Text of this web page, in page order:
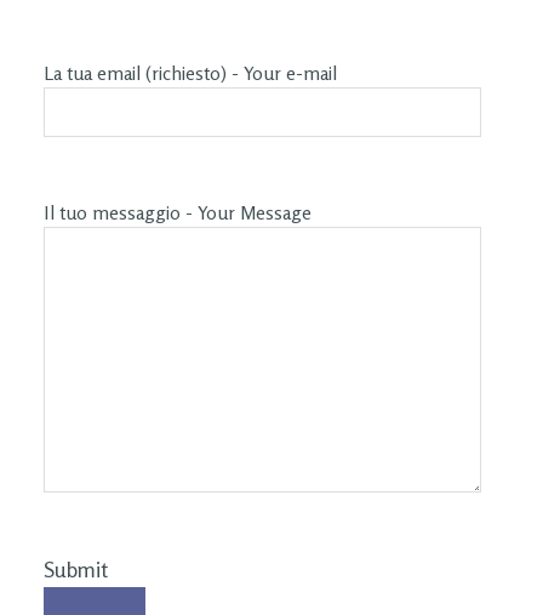
La tua email (richiesto) - Your e-mail
Il tuo messaggio - Your Message
Submit